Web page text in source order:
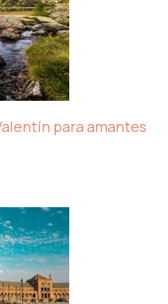
para amantes